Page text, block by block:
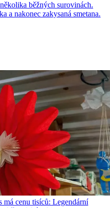
běžných surovinách.
a nakonec zakysaná smetana.
má cenu tisíců: Legendární